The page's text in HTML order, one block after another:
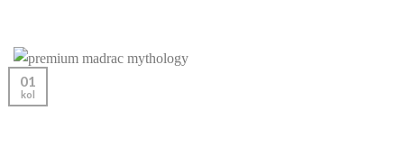
01
kol